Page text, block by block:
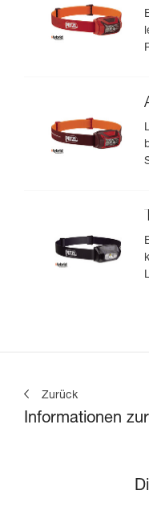
Zurück
Informationen